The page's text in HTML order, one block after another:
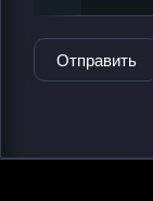
Отправить